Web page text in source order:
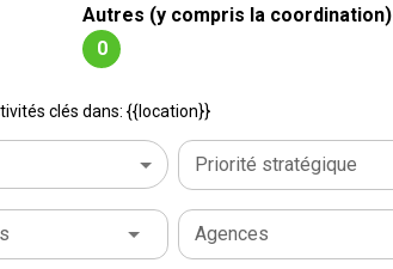
Autres (y compris la coordination)
0
clés dans: {{location}}
Priorité stratégique
Agences